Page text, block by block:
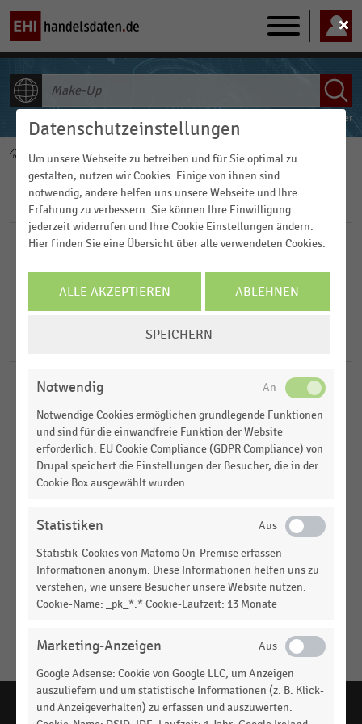
Main
navigation
ALLE INHALTE FACT-Finder
Pfadnavigation
Home
Make-Up
DEUTSCHSPRACHIGER EINZELHANDEL |STATISTIK
Umsatz im deutschen Einzelhandel zu Halloween
(2019-2025)
DEUTSCHSPRACHIGER EINZELHANDEL|STATISTIK
Warenkorb der Verbraucher:innen zu Halloween
DEUTSCHSPRACHIGER EINZELHANDEL |STATISTIK
Warenkorb der Verbraucher:innen in Deutschland
zu Halloween (2023-2024)
DEUTSCHSPRACHIGER EINZELHANDEL
Warenkorb der Verbraucher:innen zu Halloween
MEHR
ANZEIGEN
Ergebnisse
gefunden
Filter
2025
Datenschutzeinstellungen
Um unsere Webseite zu betreiben und für Sie optimal zu
gestalten, nutzen wir Cookies. Einige von ihnen sind
notwendig, andere helfen uns unsere Webseite und Ihre
Erfahrung zu verbessern. Sie können Ihre Einwilligung
jederzeit widerrufen und Ihre Cookie Einstellungen ändern.
Hier finden Sie eine Übersicht über alle verwendeten Cookies.
ALLE AKZEPTIEREN ABLEHNEN
SPEICHERN
Notwendig
Notwendige Cookies ermöglichen grundlegende Funktionen
und sind für die einwandfreie Funktion der Website
erforderlich. EU Cookie Compliance (GDPR Compliance) von
Drupal speichert die Einstellungen der Besucher, die in der
Cookie Box ausgewählt wurden.
Statistiken
Statistik-Cookies von Matomo On-Premise erfassen
Informationen anonym. Diese Informationen helfen uns zu
verstehen, wie unsere Besucher unsere Website nutzen.
Cookie-Name: _pk_*.* Cookie-Laufzeit: 13 Monate
Marketing-Anzeigen
Google Adsense: Cookie von Google LLC, um Anzeigen
auszuliefern und um statistische Informationen (z. B. Klick-
und Anzeigeverhalten) zu erfassen und auszuwerten.